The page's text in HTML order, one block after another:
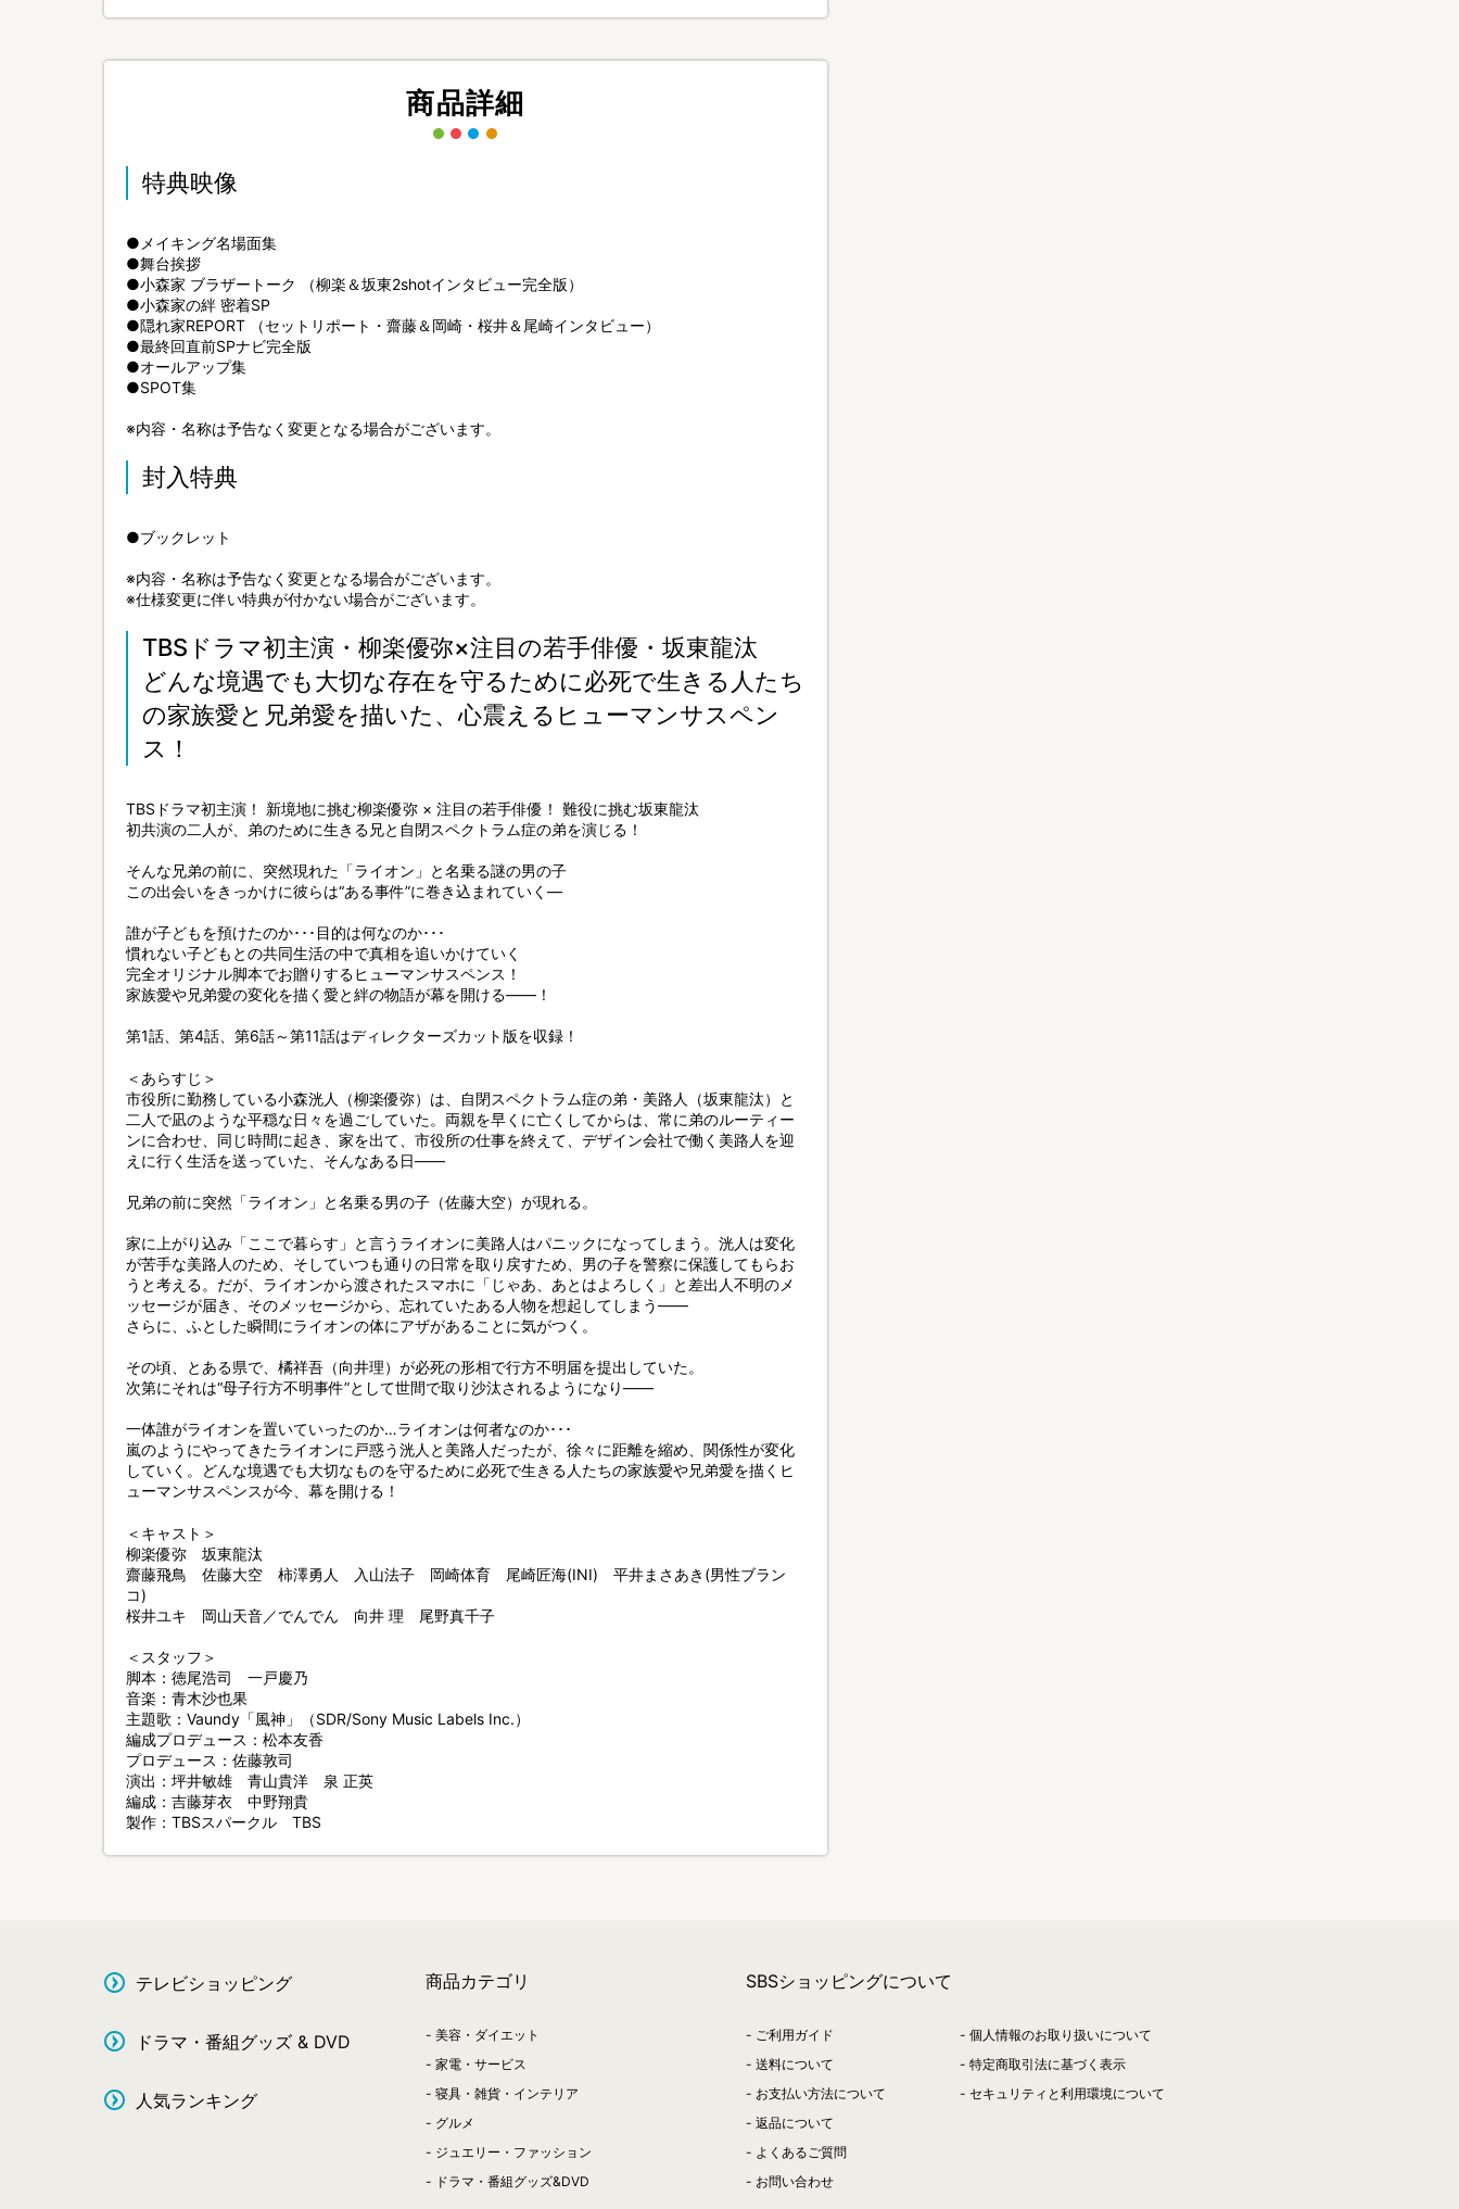
商品詳細
特典映像
●メイキング名場面集
●舞台挨拶
●小森家 ブラザートーク （柳楽＆坂東2shotインタビュー完全版）
●小森家の絆 密着SP
●隠れ家REPORT （セットリポート・齋藤＆岡崎・桜井＆尾崎インタビュー）
●最終回直前SPナビ完全版
●オールアップ集
●SPOT集
※内容・名称は予告なく変更となる場合がございます。
封入特典
●ブックレット
※内容・名称は予告なく変更となる場合がございます。
※仕様変更に伴い特典が付かない場合がございます。
TBSドラマ初主演・柳楽優弥×注目の若手俳優・坂東龍汰
どんな境遇でも大切な存在を守るために必死で生きる人たち
の家族愛と兄弟愛を描いた、心震えるヒューマンサスペン
ス！
TBSドラマ初主演！ 新境地に挑む柳楽優弥 × 注目の若手俳優！ 難役に挑む坂東龍汰
初共演の二人が、弟のために生きる兄と自閉スペクトラム症の弟を演じる！
そんな兄弟の前に、突然現れた「ライオン」と名乗る謎の男の子
この出会いをきっかけに彼らは“ある事件”に巻き込まれていく―
誰が子どもを預けたのか･･･目的は何なのか･･･
慣れない子どもとの共同生活の中で真相を追いかけていく
完全オリジナル脚本でお贈りするヒューマンサスペンス！
家族愛や兄弟愛の変化を描く愛と絆の物語が幕を開ける――！
第1話、第4話、第6話～第11話はディレクターズカット版を収録！
＜あらすじ＞
市役所に勤務している小森洸人（柳楽優弥）は、自閉スペクトラム症の弟・美路人（坂東龍汰）と
二人で凪のような平穏な日々を過ごしていた。両親を早くに亡くしてからは、常に弟のルーティー
ンに合わせ、同じ時間に起き、家を出て、市役所の仕事を終えて、デザイン会社で働く美路人を迎
えに行く生活を送っていた、そんなある日――
兄弟の前に突然「ライオン」と名乗る男の子（佐藤大空）が現れる。
家に上がり込み「ここで暮らす」と言うライオンに美路人はパニックになってしまう。洸人は変化
が苦手な美路人のため、そしていつも通りの日常を取り戻すため、男の子を警察に保護してもらお
うと考える。だが、ライオンから渡されたスマホに「じゃあ、あとはよろしく」と差出人不明のメ
ッセージが届き、そのメッセージから、忘れていたある人物を想起してしまう――
さらに、ふとした瞬間にライオンの体にアザがあることに気がつく。
その頃、とある県で、橘祥吾（向井理）が必死の形相で行方不明届を提出していた。
次第にそれは“母子行方不明事件”として世間で取り沙汰されるようになり――
一体誰がライオンを置いていったのか…ライオンは何者なのか･･･
嵐のようにやってきたライオンに戸惑う洸人と美路人だったが、徐々に距離を縮め、関係性が変化
していく。どんな境遇でも大切なものを守るために必死で生きる人たちの家族愛や兄弟愛を描くヒ
ューマンサスペンスが今、幕を開ける！
＜キャスト＞
柳楽優弥 坂東龍汰
齋藤飛鳥 佐藤大空 柿澤勇人 入山法子 岡崎体育 尾崎匠海(INI) 平井まさあき(男性ブラン
コ)
桜井ユキ 岡山天音／でんでん 向井 理 尾野真千子
＜スタッフ＞
脚本：徳尾浩司 一戸慶乃
音楽：青木沙也果
主題歌：Vaundy「風神」（SDR/Sony Music Labels Inc.）
編成プロデュース：松本友香
プロデュース：佐藤敦司
演出：坪井敏雄 青山貴洋 泉 正英
編成：吉藤芽衣 中野翔貴
製作：TBSスパークル TBS
テレビショッピング
ドラマ・番組グッズ & DVD
人気ランキング
商品カテゴリ
美容・ダイエット
家電・サービス
寝具・雑貨・インテリア
グルメ
ジュエリー・ファッション
ドラマ・番組グッズ&DVD
SBSショッピングについて
ご利用ガイド
送料について
お支払い方法について
返品について
よくあるご質問
お問い合わせ
個人情報のお取り扱いについて
特定商取引法に基づく表示
セキュリティと利用環境について